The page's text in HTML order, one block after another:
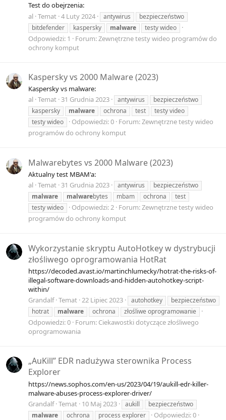
Test do obejrzenia:
al Temat 4 Luty 2024 antywirus
bezpieczeństwo
bitdefender
kaspersky malware testy wideo
Odpowiedzi: 1 Forum:Zewnętrzne testy wideo programów do
ochrony komput
Kaspersky vs 2000 Malware (2023)
Kaspersky vs malware:
al Temat 31 Grudnia 2023 antywirus
bezpieczeństwo
kaspersky
malware ochrona test
testy video
testy wideo
Odpowiedzi: 0 Forum:Zewnętrzne testy wideo
programów do ochrony komput
Malwarebytes vs 2000 Malware (2023)
Aktualny test MBAM'a:
al Temat 31 Grudnia 2023 antywirus
bezpieczeństwo
malware
malwarebytes mbam ochrona
test
testy wideo
Odpowiedzi: 2 Forum:Zewnętrzne testy wideo
programów do ochrony komput
Wykorzystanie skryptu AutoHotkey w dystrybucji
złośliwego oprogramowania HotRat
https://decoded.avast.io/martinchlumecky/hotrat-the-risks-of-
illegal-software-downloads-and-hidden-autohotkey-script-
within/
Grandalf Temat 22 Lipiec 2023 autohotkey
bezpieczeństwo
hotrat
malware ochrona złośliwe oprogramowanie
Odpowiedzi: 0 Forum: Ciekawostki dotyczące złośliwego
oprogramowania
„AuKill” EDR nadużywa sterownika Process
Explorer
https://news.sophos.com/en-us/2023/04/19/aukill-edr-killer-
malware-abuses-process-explorer-driver/
Grandalf Temat 10 Maj 2023 aukill
bezpieczeństwo
malware
ochrona process explorer
Odpowiedzi: 0